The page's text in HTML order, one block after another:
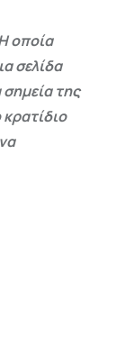
οποία
σελίδα
της